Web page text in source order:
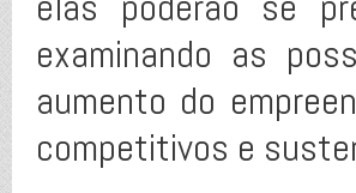
examinando as
aumento do
competitivos e